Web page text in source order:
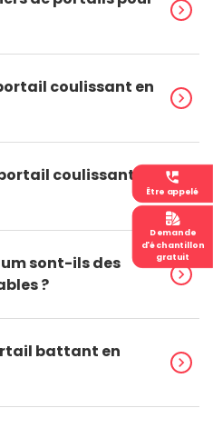
chevron_right
coulissant en
chevron_right
coulissant sur
chevron_right
sont-ils des
?
chevron_right
battant en
chevron_right
perm_phone_msg
Être appelé
Demande
d'échantillon
gratuit